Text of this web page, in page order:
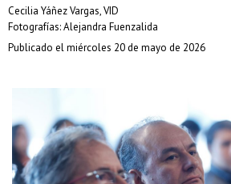
Cecilia Yáñez Vargas, VID
Fotografías: Alejandra Fuenzalida
Publicado el miércoles 20 de mayo de 2026